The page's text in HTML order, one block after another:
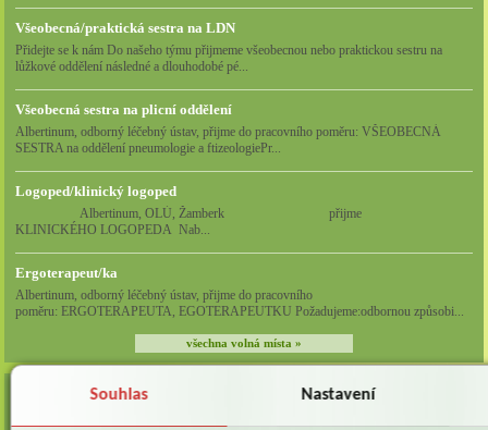
Všeobecná/praktická sestra na LDN
Přidejte se k nám Do našeho týmu přijmeme všeobecnou nebo praktickou sestru na
lůžkové oddělení následné a dlouhodobé pé...
Všeobecná sestra na plicní oddělení
Albertinum, odborný léčebný ústav, přijme do pracovního poměru: VŠEOBECNÁ
SESTRA na oddělení pneumologie a ftizeologiePr...
Logoped/klinický logoped
Albertinum, OLÚ, Žamberk přijme
KLINICKÉHO LOGOPEDA Nab...
Ergoterapeut/ka
Albertinum, odborný léčebný ústav, přijme do pracovního
poměru: ERGOTERAPEUTA, EGOTERAPEUTKU Požadujeme:odbornou způsobi...
všechna volná místa »
Souhlas Nastavení